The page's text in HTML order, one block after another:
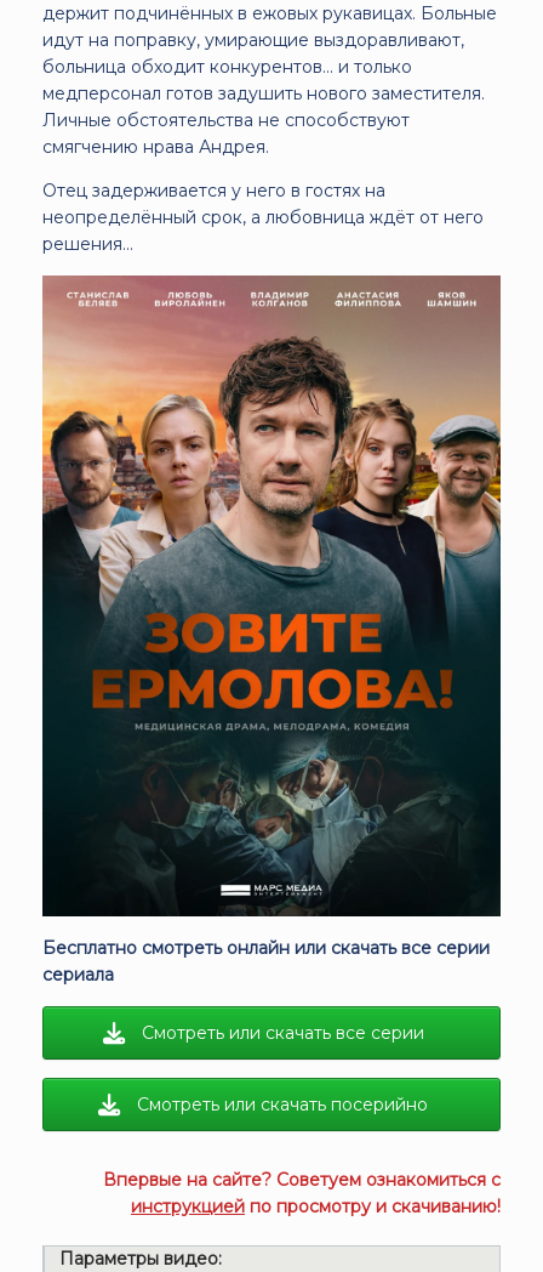
держит подчинённых в ежовых рукавицах. Больные
идут на поправку, умирающие выздоравливают,
больница обходит конкурентов… и только
медперсонал готов задушить нового заместителя.
Личные обстоятельства не способствуют
смягчению нрава Андрея.
Отец задерживается у него в гостях на
неопределённый срок, а любовница ждёт от него
решения…
Бесплатно смотреть онлайн или скачать все серии
сериала
Смотреть или скачать все серии
Смотреть или скачать посерийно
Впервые на сайте? Советуем ознакомиться с
инструкцией по просмотру и скачиванию!
Параметры видео: